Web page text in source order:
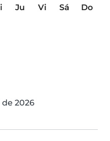
Ju Vi Sá
Do
de 2026